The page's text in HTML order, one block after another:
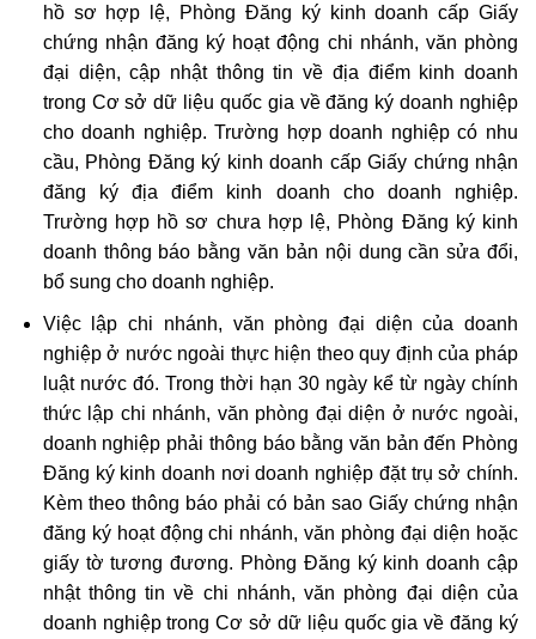
hồ sơ hợp lệ, Phòng Đăng ký kinh doanh cấp Giấy
chứng nhận đăng ký hoạt động chi nhánh, văn phòng
đại diện, cập nhật thông tin về địa điểm kinh doanh
trong Cơ sở dữ liệu quốc gia về đăng ký doanh nghiệp
cho doanh nghiệp. Trường hợp doanh nghiệp có nhu
cầu, Phòng Đăng ký kinh doanh cấp Giấy chứng nhận
đăng ký địa điểm kinh doanh cho doanh nghiệp.
Trường hợp hồ sơ chưa hợp lệ, Phòng Đăng ký kinh
doanh thông báo bằng văn bản nội dung cần sửa đổi,
bổ sung cho doanh nghiệp.
Việc lập chi nhánh, văn phòng đại diện của doanh
nghiệp ở nước ngoài thực hiện theo quy định của pháp
luật nước đó. Trong thời hạn 30 ngày kể từ ngày chính
thức lập chi nhánh, văn phòng đại diện ở nước ngoài,
doanh nghiệp phải thông báo bằng văn bản đến Phòng
Đăng ký kinh doanh nơi doanh nghiệp đặt trụ sở chính.
Kèm theo thông báo phải có bản sao Giấy chứng nhận
đăng ký hoạt động chi nhánh, văn phòng đại diện hoặc
giấy tờ tương đương. Phòng Đăng ký kinh doanh cập
nhật thông tin về chi nhánh, văn phòng đại diện của
doanh nghiệp trong Cơ sở dữ liệu quốc gia về đăng ký